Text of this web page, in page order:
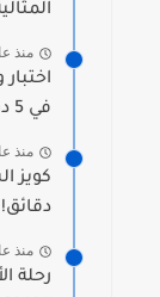
منذ
في 5 دقائق
منذ
دقائق!
منذ
رحلة